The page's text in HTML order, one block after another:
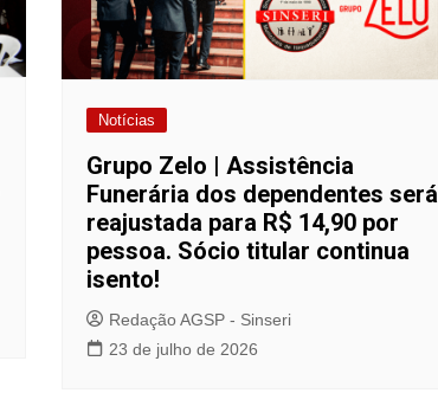
Notícias
Grupo Zelo | Assistência
Funerária dos dependentes será
reajustada para R$ 14,90 por
pessoa. Sócio titular continua
isento!
Redação AGSP - Sinseri
23 de julho de 2026